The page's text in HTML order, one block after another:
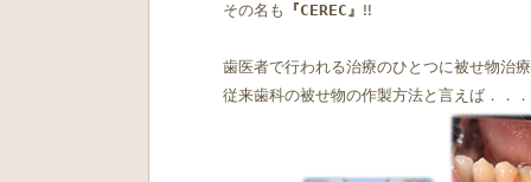
その名も 『CEREC』 ‼
歯医者で行われる治療のひとつに被せ物治